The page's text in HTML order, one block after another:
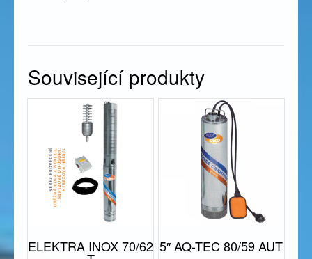
Související produkty
ELEKTRA INOX 70/62 5″ AQ-TEC 80/59 AUT